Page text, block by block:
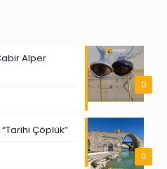
0
Alper
0
Çöplük”